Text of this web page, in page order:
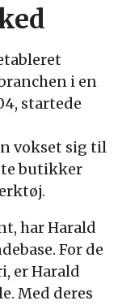
i en
startede
vokset sig til
butikker
har Harald
For de
er Harald
Med deres